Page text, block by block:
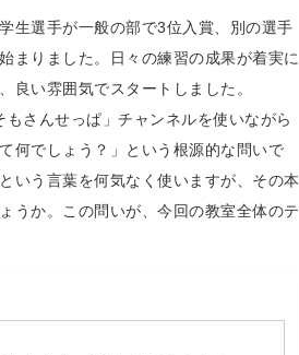
生選手が一般の部で3位入賞、別の選手
まりました。日々の練習の成果が着実に
良い雰囲気でスタートしました。
さんせっぱ」チャンネルを使いながら
何でしょう？」という根源的な問いで
いう言葉を何気なく使いますが、その本
うか。この問いが、今回の教室全体のテ